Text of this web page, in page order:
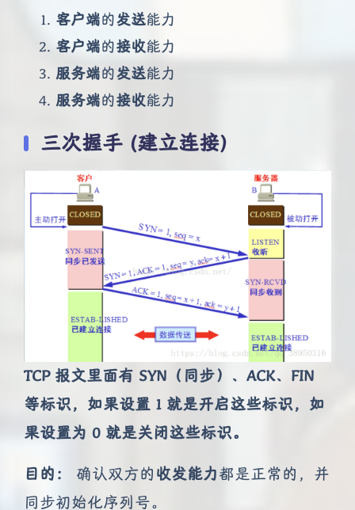
客户端的发送能力
客户端的接收能力
服务端的发送能力
服务端的接收能力
三次握手 (建立连接)
TCP 报文里面有 SYN（同步）、ACK、FIN
等标识，如果设置 1 就是开启这些标识，如
果设置为 0 就是关闭这些标识。
目的： 确认双方的 收发能力都是正常的，并
同步初始化序列号。